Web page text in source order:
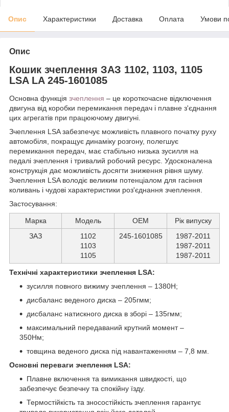
Опис Характеристики Доставка Оплата Умови
Опис
Кошик зчеплення ЗАЗ 1102, 1103, 1105
LSA LA 245-1601085
Основна функція зчеплення – це короткочасне відключення
двигуна від коробки перемикання передач і плавне з'єднання
цих агрегатів при працюючому двигуні.
Зчеплення LSA забезпечує можливість плавного початку руху
автомобіля, покращує динаміку розгону, полегшує
перемикання передач, має стабільно низька зусилля на
педалі зчеплення і тривалий робочий ресурс. Удосконалена
конструкція дає можливість досягти зниження рівня шуму.
Зчеплення LSA володіє великим потенціалом для гасіння
коливань і чудові характеристики роз'єднання зчеплення.
Застосування:
Марка Модель ОЕМ
Рік випуску
ЗАЗ
1102
1103
1105
245-1601085
1987-2011
1987-2011
1987-2011
Технічні характеристики зчеплення LSA:
зусилля повного вижиму зчеплення – 1380Н;
дисбаланс веденого диска – 205гмм;
дисбаланс натискного диска в зборі – 135гмм;
максимальний передаваний крутний момент –
350Нм;
товщина веденого диска під навантаженням – 7,8 мм.
Основні переваги зчеплення LSA:
Плавне включення та вимикання швидкості, що
забезпечує безпечну та спокійну їзду.
Термостійкість та зносостійкість зчеплення гарантує